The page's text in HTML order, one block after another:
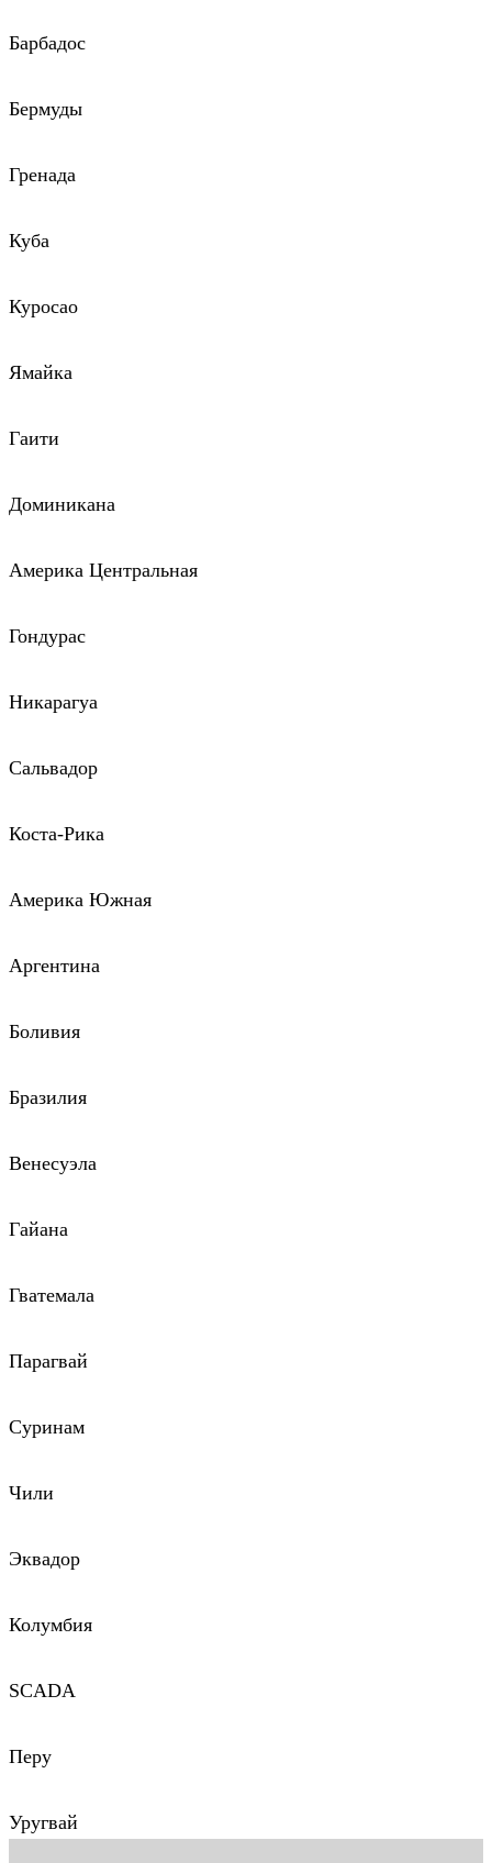
Барбадос
Бермуды
Гренада
Куба
Куросао
Ямайка
Гаити
Доминикана
Америка Центральная
Гондурас
Никарагуа
Сальвадор
Коста-Рика
Америка Южная
Аргентина
Боливия
Бразилия
Венесуэла
Гайана
Гватемала
Парагвай
Суринам
Чили
Эквадор
Колумбия
SCADA
Перу
Уругвай